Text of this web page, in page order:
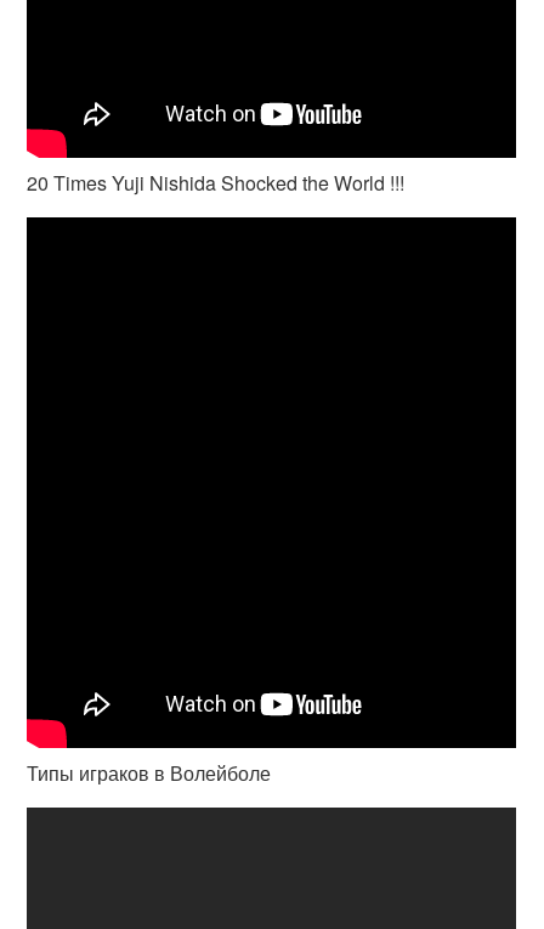
20 Times Yuji Nishida Shocked the World !!!
Типы играков в Волейболе